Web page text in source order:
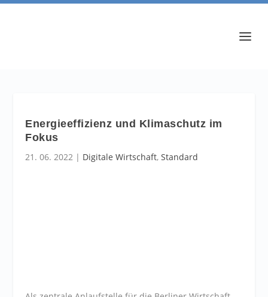
Energieeffizienz und Klimaschutz im
Fokus
21. 06. 2022 | Digitale Wirtschaft,Standard